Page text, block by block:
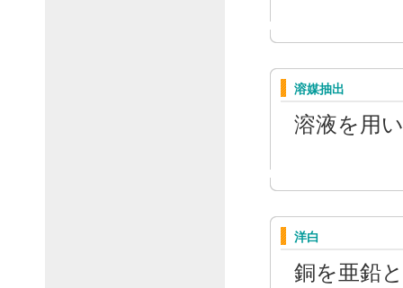
溶媒抽出
溶液を用
洋白
銅を亜鉛